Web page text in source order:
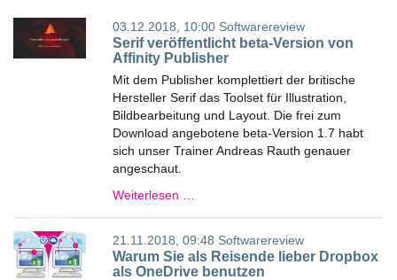
03.12.2018, 10:00 Softwarereview
Serif veröffentlicht beta-Version von
Affinity Publisher
Mit dem Publisher komplettiert der britische
Hersteller Serif das Toolset für Illustration,
Bildbearbeitung und Layout. Die frei zum
Download angebotene beta-Version 1.7 habt
sich unser Trainer Andreas Rauth genauer
angeschaut.
Weiterlesen …
21.11.2018, 09:48 Softwarereview
Warum Sie als Reisende lieber Dropbox
als OneDrive benutzen